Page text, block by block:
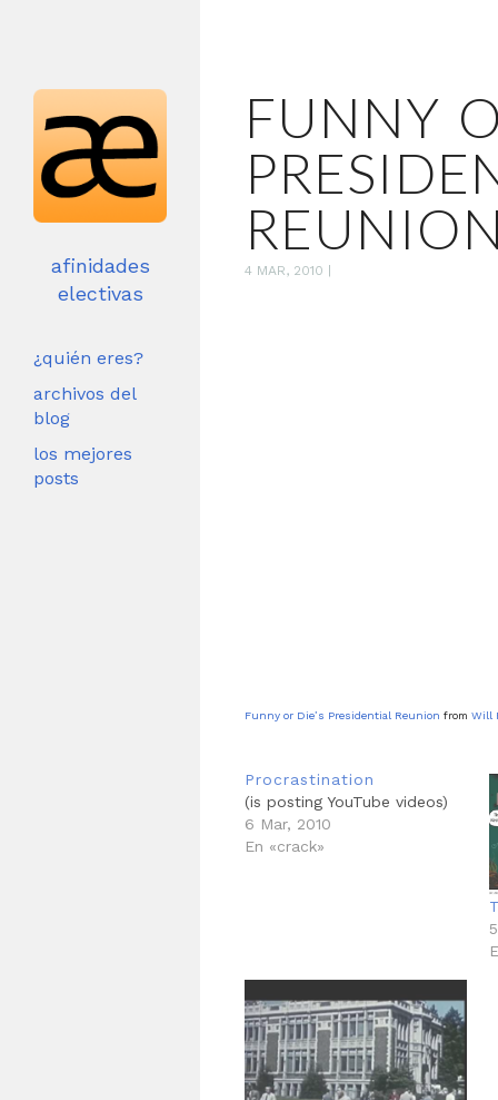
afinidades
electivas
¿quién eres?
archivos del
blog
los mejores
posts
FUNNY
4 MAR, 2010
Funny or Die’s Presidential Reunion from Will
Procrastination
(is posting YouTube videos)
6 Mar, 2010
En «crack»